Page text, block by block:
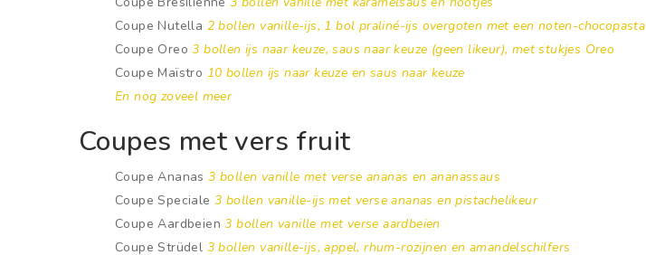
Coupe Nutella 2 bollen vanille-ijs, 1 bol praliné-ijs overgoten met een noten-chocopasta
Coupe Oreo3 bollen ijs naar keuze, saus naar keuze (geen likeur), met stukjes Oreo
Coupe Maïstro 10 bollen ijs naar keuze en saus naar keuze
En nog zoveel meer
Coupes met vers fruit
Coupe Ananas3 bollen vanille met verse ananas en ananassaus
Coupe Speciale 3 bollen vanille-ijs met verse ananas en pistachelikeur
Coupe Aardbeien3 bollen vanille met verse aardbeien
Coupe Strüdel 3 bollen vanille-ijs, appel, rhum-rozijnen en amandelschilfers